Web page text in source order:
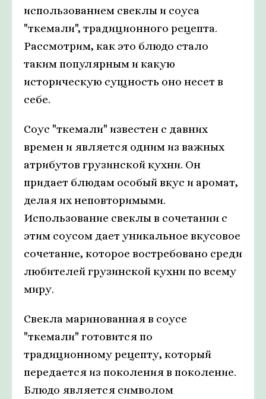
использованием свеклы и соуса
"ткемали", традиционного рецепта.
Рассмотрим, как это блюдо стало
таким популярным и какую
историческую сущность оно несет в
себе.
Соус "ткемали" известен с давних
времен и является одним из важных
атрибутов грузинской кухни. Он
придает блюдам особый вкус и аромат,
делая их неповторимыми.
Использование свеклы в сочетании с
этим соусом дает уникальное вкусовое
сочетание, которое востребовано среди
любителей грузинской кухни по всему
миру.
Свекла маринованная в соусе
"ткемали" готовится по
традиционному рецепту, который
передается из поколения в поколение.
Блюдо является символом